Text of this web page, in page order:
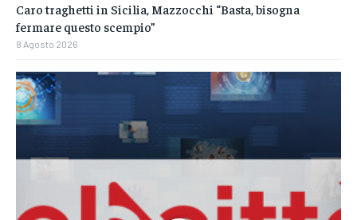
Caro traghetti in Sicilia, Mazzocchi “Basta, bisogna
fermare questo scempio”
8 Agosto 2026